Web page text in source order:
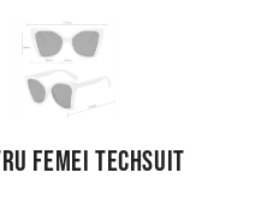
Femei Techsuit